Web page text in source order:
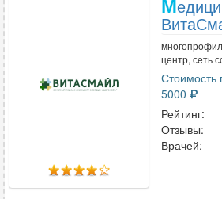
центр, сеть
Стоимость
5000
Рейтинг:
Отзывы:
Врачей: